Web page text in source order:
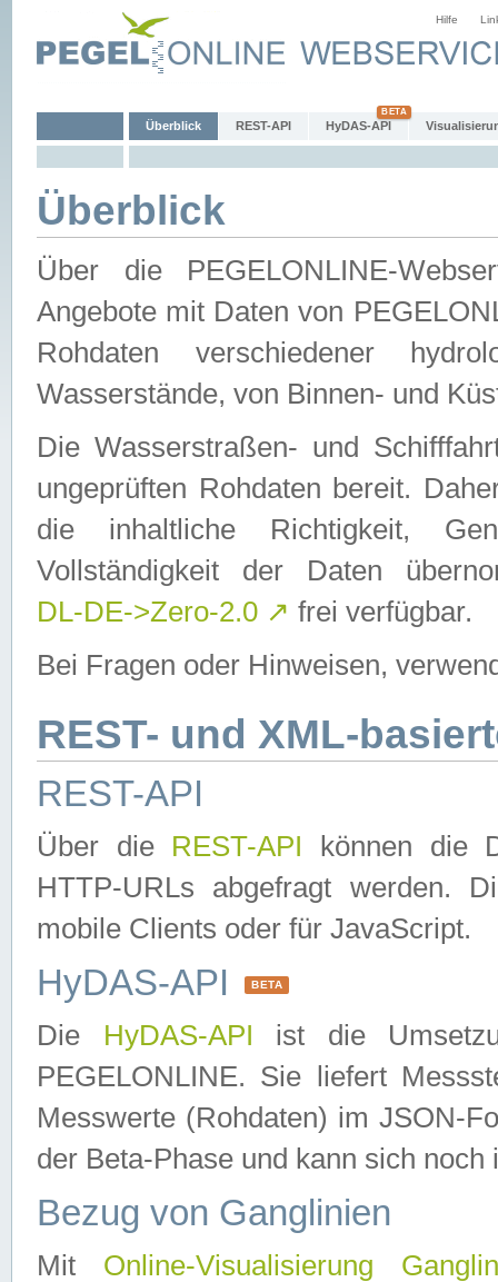
Hilfe
Überblick REST-API HyDAS-API
Überblick
Über die PEGELONLINE-
Angebote mit Daten von
Rohdaten verschiedener
Wasserstände, von Binnen- und
Die Wasserstraßen- und
ungeprüften Rohdaten bereit.
die inhaltliche Richtigkeit,
Vollständigkeit der Daten
DL-DE->Zero-2.0 ↗ frei verfügbar.
Bei Fragen oder Hinweisen,
REST- und XML-
REST-API
Über die REST-API können die
HTTP-URLs abgefragt werden.
mobile Clients oder für JavaScript.
HyDAS-API BETA
Die HyDAS-API ist die
PEGELONLINE. Sie liefert
Messwerte (Rohdaten) im JSON-
der Beta-Phase und kann sich noch
Bezug von Ganglinien
Mit Online-Visualisierung